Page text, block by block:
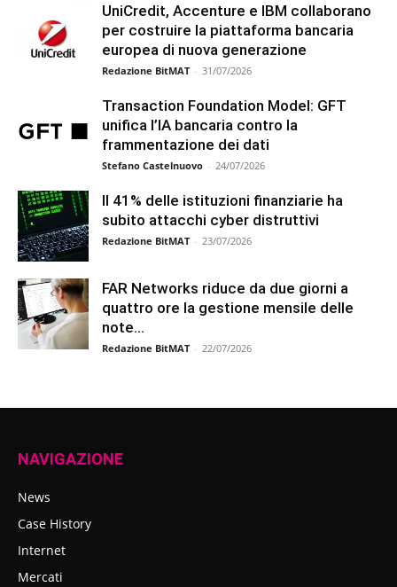
UniCredit, Accenture e IBM collaborano
per costruire la piattaforma bancaria
europea di nuova generazione
Redazione BitMAT - 31/07/2026
Transaction Foundation Model: GFT
unifica l’IA bancaria contro la
frammentazione dei dati
Stefano Castelnuovo - 24/07/2026
Il 41% delle istituzioni finanziarie ha
subito attacchi cyber distruttivi
Redazione BitMAT - 23/07/2026
FAR Networks riduce da due giorni a
quattro ore la gestione mensile delle
note...
Redazione BitMAT - 22/07/2026
NAVIGAZIONE
News
Case History
Internet
Mercati